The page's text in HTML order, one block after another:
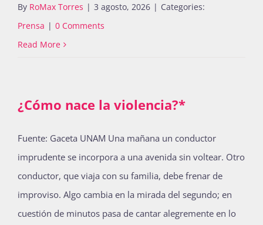
By RoMax Torres | 3 agosto, 2026 | Categories:
Prensa | 0 Comments
Read More
¿Cómo nace la violencia?*
Fuente: Gaceta UNAM Una mañana un conductor
imprudente se incorpora a una avenida sin voltear. Otro
conductor, que viaja con su familia, debe frenar de
improviso. Algo cambia en la mirada del segundo; en
cuestión de minutos pasa de cantar alegremente en lo